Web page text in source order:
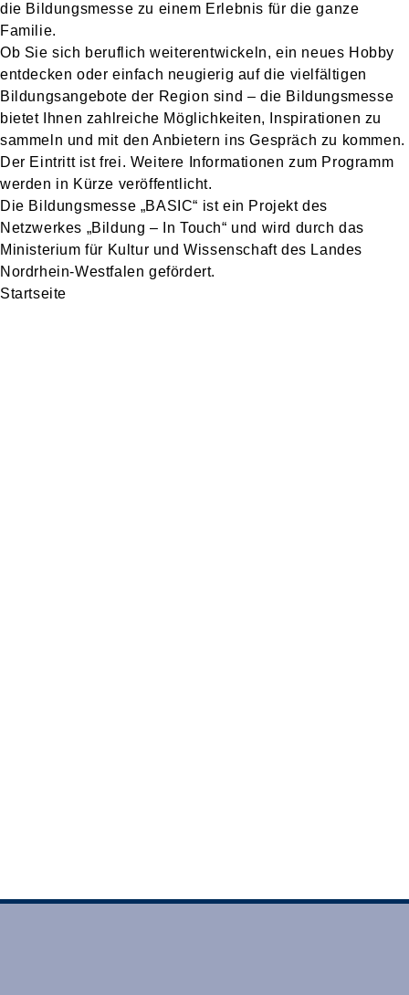
die Bildungsmesse zu einem Erlebnis für die ganze
Familie.
Ob Sie sich beruflich weiterentwickeln, ein neues Hobby
entdecken oder einfach neugierig auf die vielfältigen
Bildungsangebote der Region sind – die Bildungsmesse
bietet Ihnen zahlreiche Möglichkeiten, Inspirationen zu
sammeln und mit den Anbietern ins Gespräch zu kommen.
Der Eintritt ist frei. Weitere Informationen zum Programm
werden in Kürze veröffentlicht.
Die Bildungsmesse „BASIC“ ist ein Projekt des
Netzwerkes „Bildung – In Touch“ und wird durch das
Ministerium für Kultur und Wissenschaft des Landes
Nordrhein-Westfalen gefördert.
Startseite